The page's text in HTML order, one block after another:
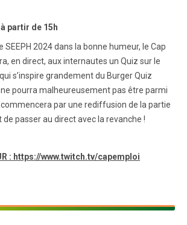
à partir de 15h
2024 dans la bonne humeur, le Cap
en direct, aux internautes un Quiz sur le
s’inspire grandement du Burger Quiz
ne pourra malheureusement pas être parmi
par une rediffusion de la partie
de passer au direct avec la revanche !
: https://www.twitch.tv/capemploi